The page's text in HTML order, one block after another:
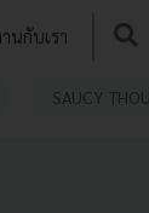
นกับเรา
SAUCY